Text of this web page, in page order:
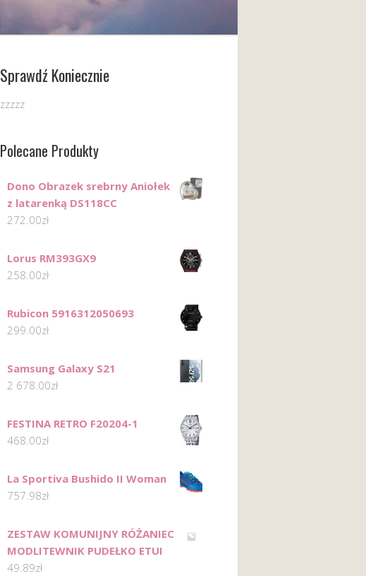
Sprawdź Koniecznie
zzzzz
Polecane Produkty
Dono Obrazek srebrny Aniołek
z latarenką DS118CC
272.00zł
Lorus RM393GX9
258.00zł
Rubicon 5916312050693
299.00zł
Samsung Galaxy S21
2 678.00zł
FESTINA RETRO F20204-1
468.00zł
La Sportiva Bushido II Woman
757.98zł
ZESTAW KOMUNIJNY RÓŻANIEC
MODLITEWNIK PUDEŁKO ETUI
49.89zł